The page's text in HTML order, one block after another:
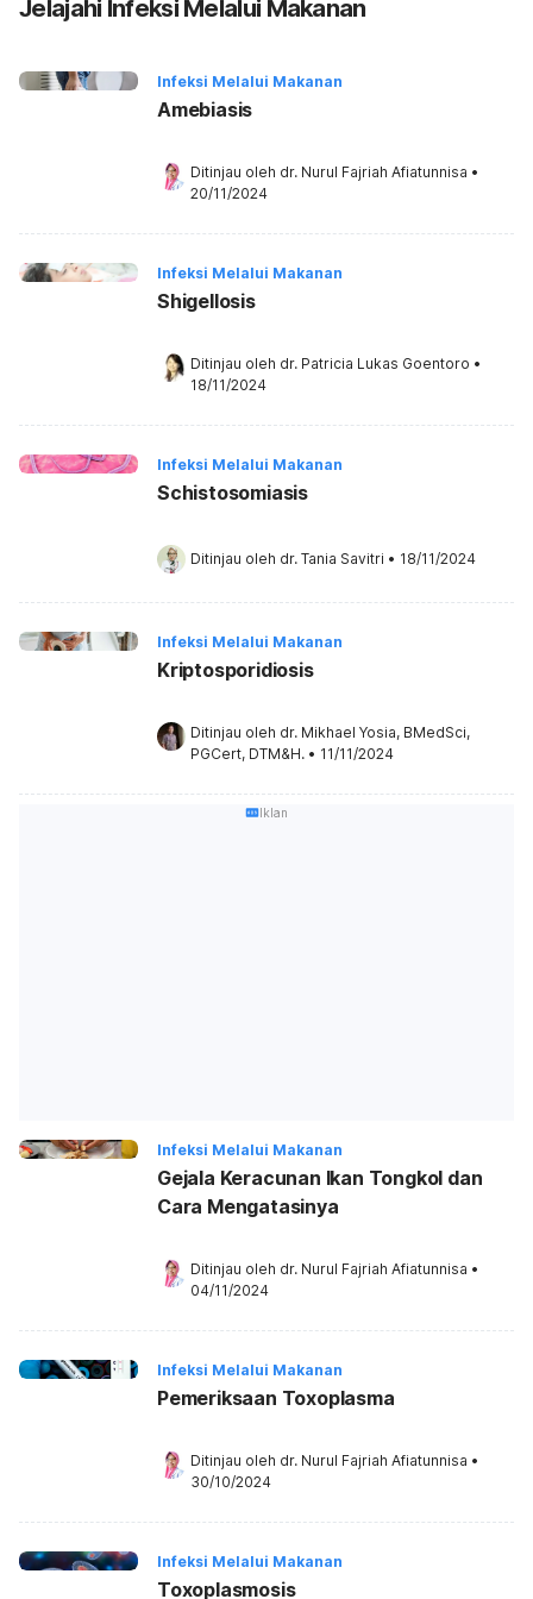
Jelajahi Infeksi Melalui Makanan
Infeksi Melalui Makanan
Amebiasis
Ditinjau oleh dr. Nurul Fajriah Afiatunnisa •
20/11/2024
Infeksi Melalui Makanan
Shigellosis
Ditinjau oleh dr. Patricia Lukas Goentoro •
18/11/2024
Infeksi Melalui Makanan
Schistosomiasis
Ditinjau oleh dr. Tania Savitri • 18/11/2024
Infeksi Melalui Makanan
Kriptosporidiosis
Ditinjau oleh dr. Mikhael Yosia, BMedSci,
PGCert, DTM&H. • 11/11/2024
Iklan
Infeksi Melalui Makanan
Gejala Keracunan Ikan Tongkol dan
Cara Mengatasinya
Ditinjau oleh dr. Nurul Fajriah Afiatunnisa •
04/11/2024
Infeksi Melalui Makanan
Pemeriksaan Toxoplasma
Ditinjau oleh dr. Nurul Fajriah Afiatunnisa •
30/10/2024
Infeksi Melalui Makanan
Toxoplasmosis